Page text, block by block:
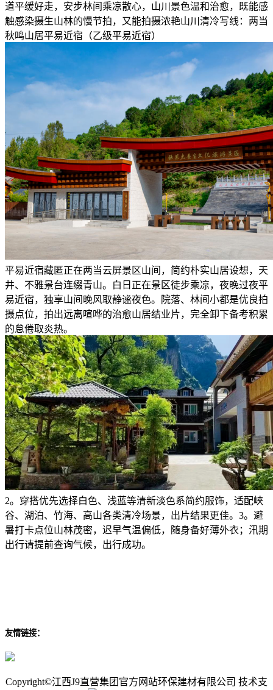
道平缓好走，安步林间乘凉散心，山川景色温和治愈，既能感
触感染摄生山林的慢节拍，又能拍摄浓艳山川清冷写线：两当
秋鸣山居平易近宿（乙级平易近宿）
平易近宿藏匿正在两当云屏景区山间，简约朴实山居设想，天
井、不雅景台连缀青山。白日正在景区徒步乘凉，夜晚过夜平
易近宿，独享山间晚风取静谧夜色。院落、林间小都是优良拍
摄点位，拍出远离喧哗的治愈山居结业片，完全卸下备考积累
的怠倦取炎热。
2。穿搭优先选择白色、浅蓝等清新淡色系简约服饰，适配峡
谷、湖泊、竹海、高山各类清冷场景，出片结果更佳。3。避
暑打卡点位山林茂密，迟早气温偏低，随身备好薄外衣；汛期
出行请提前查询气候，出行成功。
友情链接：
Copyright©江西J9直营集团官方网站环保建材有限公司 技术支